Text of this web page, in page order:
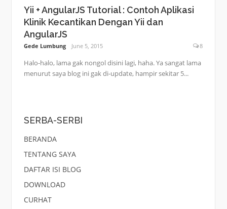
Yii + AngularJS Tutorial : Contoh Aplikasi
Klinik Kecantikan Dengan Yii dan
AngularJS
Gede Lumbung June 5, 2015 8
Halo-halo, lama gak nongol disini lagi, haha. Ya sangat lama
menurut saya blog ini gak di-update, hampir sekitar 5...
SERBA-SERBI
BERANDA
TENTANG SAYA
DAFTAR ISI BLOG
DOWNLOAD
CURHAT